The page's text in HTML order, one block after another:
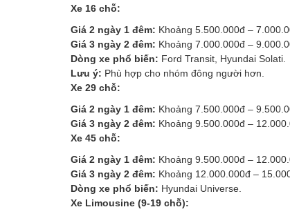
Xe 16 chỗ:
Giá 2 ngày 1 đêm: Khoảng 5.500.000đ –
Giá 3 ngày 2 đêm: Khoảng 7.000.000đ –
Dòng xe phổ biến: Ford Transit, Hyundai Solati.
Lưu ý: Phù hợp cho nhóm đông người hơn.
Xe 29 chỗ:
Giá 2 ngày 1 đêm: Khoảng 7.500.000đ –
Giá 3 ngày 2 đêm: Khoảng 9.500.000đ –
Xe 45 chỗ:
Giá 2 ngày 1 đêm: Khoảng 9.500.000đ –
Giá 3 ngày 2 đêm: Khoảng 12.000.000đ –
Dòng xe phổ biến: Hyundai Universe.
Xe Limousine (9-19 chỗ):